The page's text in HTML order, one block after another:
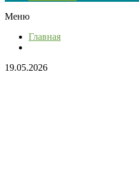
Меню
Главная
19.05.2026